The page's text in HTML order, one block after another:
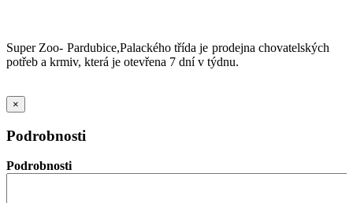
Super Zoo- Pardubice,Palackého třída je prodejna chovatelských
potřeb a krmiv, která je otevřena 7 dní v týdnu.
×
Podrobnosti
Podrobnosti